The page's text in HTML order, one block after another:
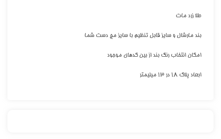
طلا زرد مات
بند مارشال و سایز قابل تنظیم با سایز مچ دست شما
امکان انتخاب رنگ بند از بین کدهای موجود
ابعاد پلاک ۱۸ در ۱۳ میلیمتر